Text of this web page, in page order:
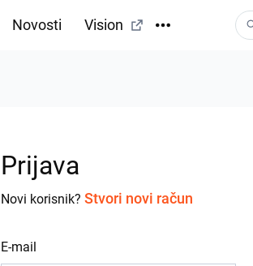
Novosti Vision
Prijava
Novi korisnik? Stvori novi račun
E-mail